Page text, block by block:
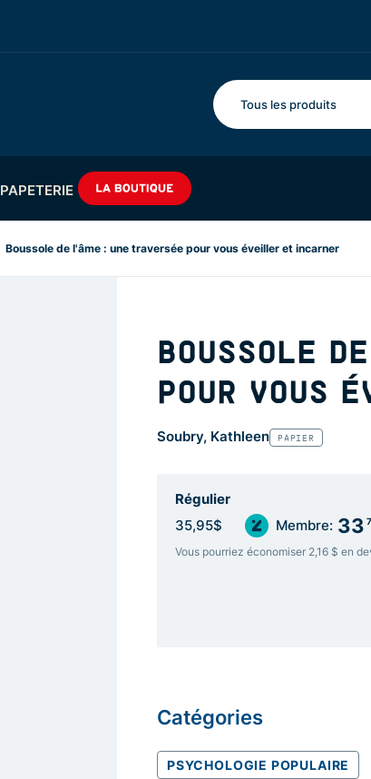
Tous les produits
PAPETERIE
Boussole de l'âme : une traversée pour vous éveiller et incarner
BOUSSOLE
POUR VOUS
Soubry, Kathleen PAPIER
Régulier
35,95$ Membre: 33
Vous pourriez économiser 2,16 $ en
Catégories
PSYCHOLOGIE POPULAIRE